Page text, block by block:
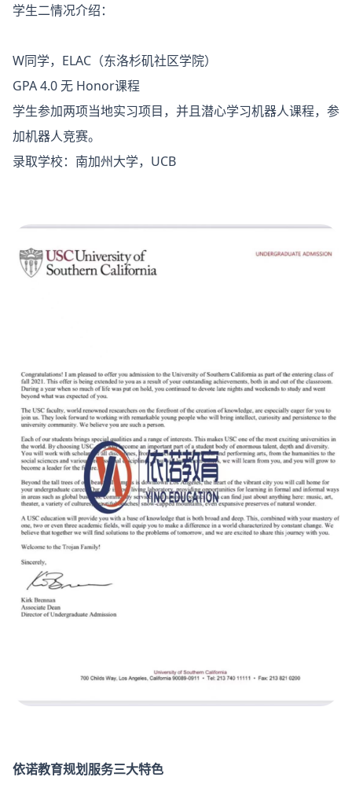
学生二情况介绍：
W同学，ELAC（东洛杉矶社区学院）
GPA 4.0 无 Honor课程
学生参加两项当地实习项目，并且潜心学习机器人课程，参
加机器人竞赛。
录取学校：南加州大学，UCB
依诺教育规划服务三大特色